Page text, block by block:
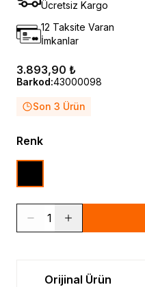
Ücretsiz Kargo
12 Taksite Varan
İmkanlar
3.893,90 ₺
Barkod:43000098
Son 3 Ürün
Renk
1
Orijinal Ürün